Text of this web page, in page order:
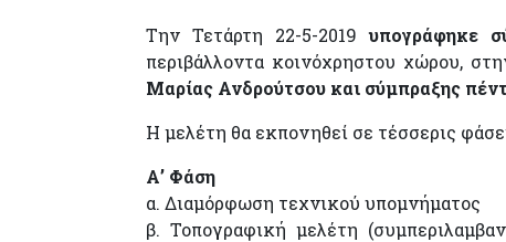
Την Τετάρτη 22-5-2019υπογράφηκε
περιβάλλοντα κοινόχρηστου χώρου,
Μαρίας Ανδρούτσου και σύμπραξης
Η μελέτη θα εκπονηθεί σε τέσσερις
Α’ Φάση
α. Διαμόρφωση τεχνικού υπομνήματος
β. Τοπογραφική μελέτη